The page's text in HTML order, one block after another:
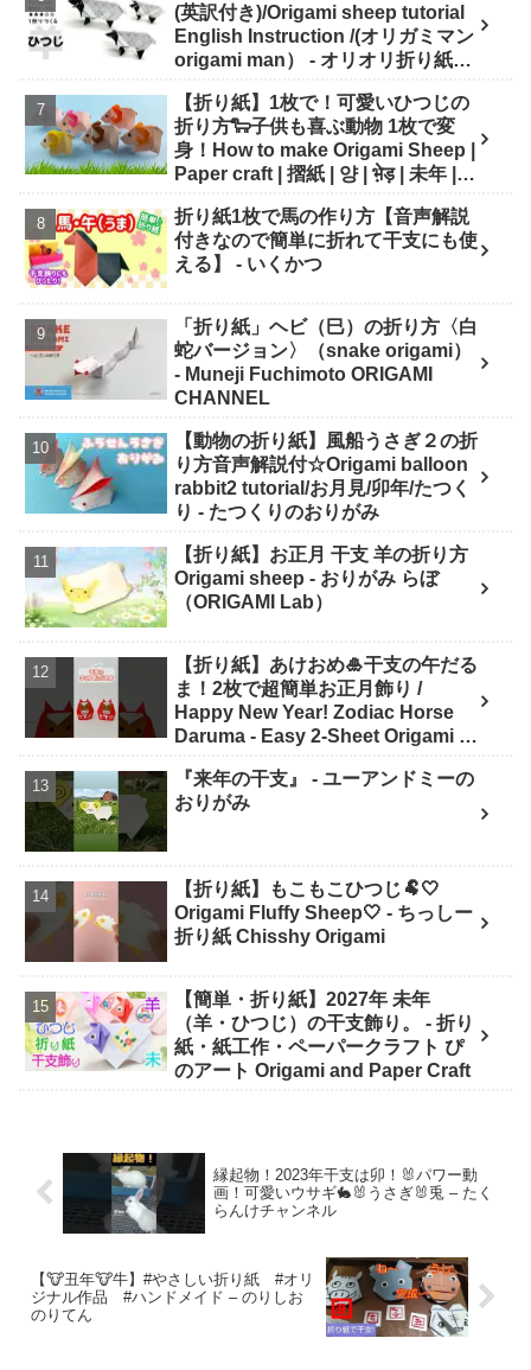
(英訳付き)/Origami sheep tutorial
English Instruction /(オリガミマン
origami man） - オリオリ折り紙マ
房あらき)
【折り紙】1枚で！可愛いひつじの
折り方🐑子供も喜ぶ動物 1枚で変
身！How to make Origami Sheep |
Paper craft | 摺紙 | 양 | भे़ड़ | 未年 |
折り紙1枚で馬の作り方【音声解説
付きなので簡単に折れて干支にも使
える】 - いくかつ
「折り紙」ヘビ（巳）の折り方〈白
蛇バージョン〉（snake origami）
- Muneji Fuchimoto ORIGAMI
CHANNEL
【動物の折り紙】風船うさぎ２の折
り方音声解説付☆Origami balloon
rabbit2 tutorial/お月見/卯年/たつく
り - たつくりのおりがみ
【折り紙】お正月 干支 羊の折り方
Origami sheep - おりがみ らぼ
（ORIGAMI Lab）
【折り紙】あけおめ🎍干支の午だる
ま！2枚で超簡単お正月飾り /
Happy New Year! Zodiac Horse
Daruma - Easy 2-Sheet Origami -
『来年の干支』 - ユーアンドミーの
おりがみ
【折り紙】もこもこひつじ🐏🤍
Origami Fluffy Sheep🤍 - ちっしー
折り紙 Chisshy Origami
【簡単・折り紙】2027年 未年
（羊・ひつじ）の干支飾り。 - 折り
紙・紙工作・ペーパークラフト ぴ
のアート Origami and Paper Craft
縁起物！2023年干支は卯！🐰パワー動
画！可愛いウサギ🐇🐰うさぎ🐰兎 – たく
らんけチャンネル
【🐮丑年🐮牛】#やさしい折り紙 #オリ
ジナル作品 #ハンドメイド – のりしお
のりてん